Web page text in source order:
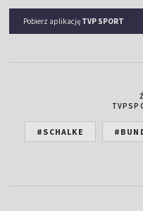
Pobierz aplikację TVP SPORT
#SCHALKE